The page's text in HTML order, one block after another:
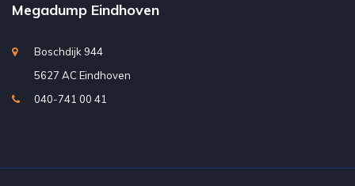
Megadump Eindhoven
Boschdijk 944
5627 AC Eindhoven
040-741 00 41